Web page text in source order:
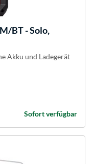
BT - Solo,
Akku und Ladegerät
Sofort verfügbar